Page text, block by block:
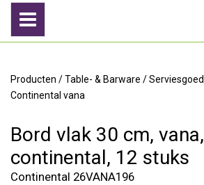
Producten /Table- & Barware /Serviesgoed
Continental vana
Bord vlak 30 cm, vana,
continental, 12 stuks
Continental 26VANA196